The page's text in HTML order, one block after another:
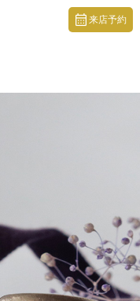
来店予約